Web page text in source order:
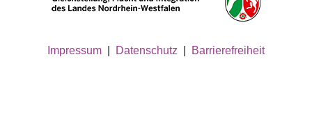
Impressum Datenschutz Barrierefreiheit